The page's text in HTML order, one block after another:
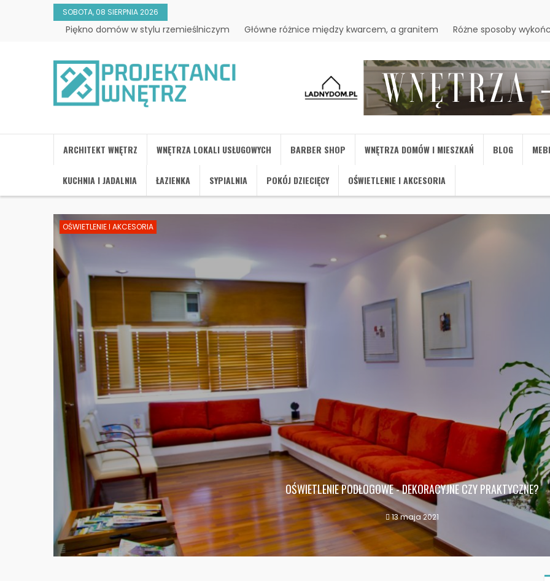
SOBOTA, 08 SIERPNIA 2026
Piękno domów w stylu rzemieślniczym Główne różnice między kwarcem, a granitem Różne sposoby
ARCHITEKT WNĘTRZ WNĘTRZA LOKALI USŁUGOWYCH BARBER SHOP WNĘTRZA DOMÓW I MIESZKAŃ BLOG
KUCHNIA I JADALNIA ŁAZIENKA SYPIALNIA POKÓJ DZIECIĘCY OŚWIETLENIE I AKCESORIA
OŚWIETLENIE I AKCESORIA
OŚWIETLENIE PODŁOGOWE - DEKORACYJNE CZY PRAKTYCZNE?
13 maja 2021